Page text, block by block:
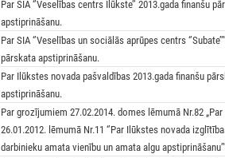
Par SIA ‘’Veselības centrs Ilūkste’’ 2013.gada finanšu
apstiprināšanu.
Par SIA ‘’Veselības un sociālās aprūpes centrs
pārskata apstiprināšanu.
Par Ilūkstes novada pašvaldības 2013.gada finanšu
apstiprināšanu.
Par grozījumiem 27.02.2014. domes lēmumā Nr.82
26.01.2012. lēmumā Nr.11 ‘’Par Ilūkstes novada
darbinieku amata vienību un amata algu